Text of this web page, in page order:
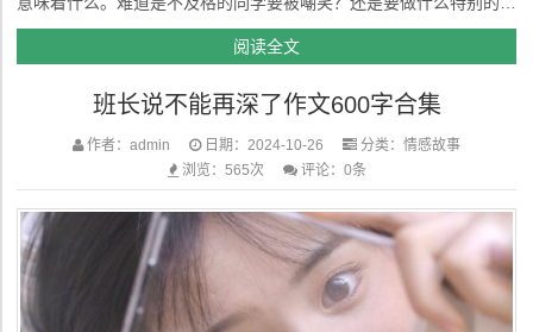
情？我们虽然好奇，但也觉得这是老师为了让大家好好学习的幽默手
段。第一次考试很快来临了。我在考试前认真复习，自以为成绩应该
不会差，但考试结...
阅读全文
班长说不能再深了作文600字合集
作者：admin 日期：2024-10-26 分类： 情感故事
浏览：565次
评论：0条